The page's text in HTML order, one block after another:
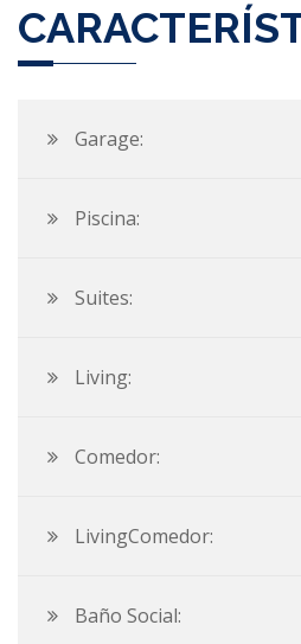
Garage:
Piscina:
Suites:
Living:
Comedor:
LivingComedor:
Baño Social: